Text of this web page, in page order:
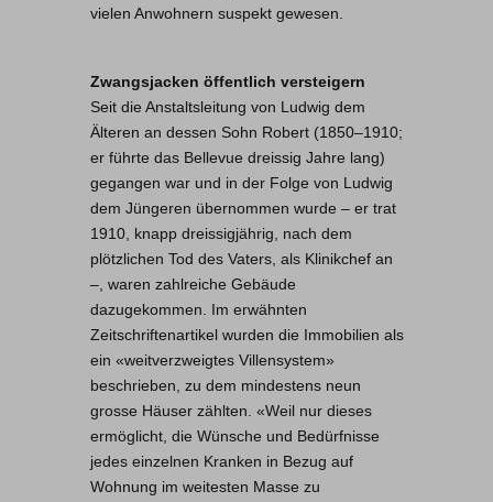
vielen Anwohnern suspekt gewesen.
Zwangsjacken öffentlich versteigern
Seit die Anstaltsleitung von Ludwig dem
Älteren an dessen Sohn Robert (1850–1910;
er führte das Bellevue dreissig Jahre lang)
gegangen war und in der Folge von Ludwig
dem Jüngeren übernommen wurde – er trat
1910, knapp dreissigjährig, nach dem
plötzlichen Tod des Vaters, als Klinikchef an
–, waren zahlreiche Gebäude
dazugekommen. Im erwähnten
Zeitschriftenartikel wurden die Immobilien als
ein «weitverzweigtes Villensystem»
beschrieben, zu dem mindestens neun
grosse Häuser zählten. «Weil nur dieses
ermöglicht, die Wünsche und Bedürfnisse
jedes einzelnen Kranken in Bezug auf
Wohnung im weitesten Masse zu